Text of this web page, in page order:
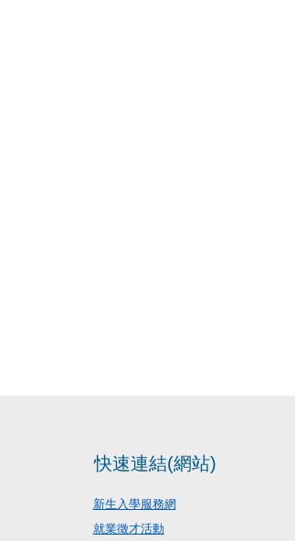
快速連結(網站)
新生入學服務網
就業徵才活動